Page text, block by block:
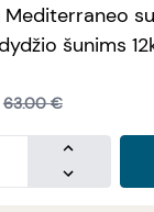
Mediterraneo
šunims
63.00 €